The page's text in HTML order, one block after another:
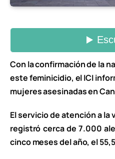
Con la confirmación de la
este feminicidio, el ICI
mujeres asesinadas en
El servicio de atención a la
registró cerca de 7.000
cinco meses del año, el